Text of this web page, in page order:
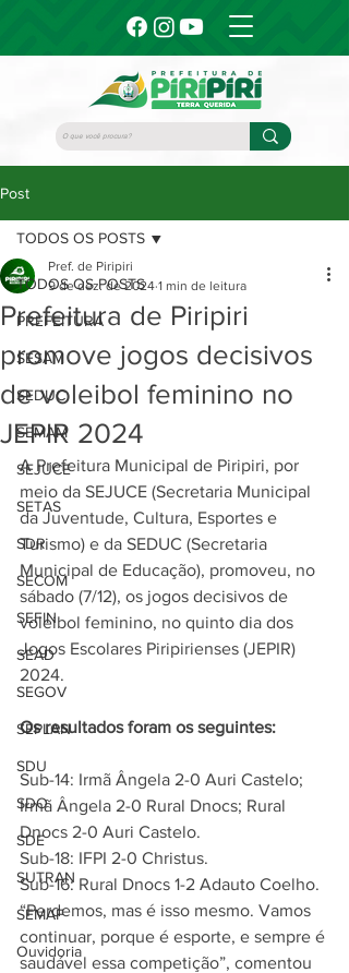
Post
TODOS OS POSTS
PREFEITURA
SESAM
SEDUC
SEMAM
SEJUCE
SETAS
SDR
SECOM
SEFIN
SEAD
SEGOV
SEPLAN
SDU
SDO
SDE
SUTRAN
SEMAF
Ouvidoria
TODOS OS POSTS
Prefeitura de Piripiri
promove jogos decisivos
de voleibol feminino no
JEPIR 2024
Pref. de Piripiri
9 de dez. de 2024 1 min de leitura
A Prefeitura Municipal de Piripiri, por
meio da SEJUCE (Secretaria Municipal
da Juventude, Cultura, Esportes e
Turismo) e da SEDUC (Secretaria
Municipal de Educação), promoveu, no
sábado (7/12), os jogos decisivos de
voleibol feminino, no quinto dia dos
Jogos Escolares Piripirienses (JEPIR)
2024.
Os resultados foram os seguintes:
Sub-14: Irmã Ângela 2-0 Auri Castelo;
Irmã Ângela 2-0 Rural Dnocs; Rural
Dnocs 2-0 Auri Castelo.
Sub-18: IFPI 2-0 Christus.
Sub-16: Rural Dnocs 1-2 Adauto Coelho.
“Perdemos, mas é isso mesmo. Vamos
continuar, porque é esporte, e sempre é
saudável essa competição”, comentou